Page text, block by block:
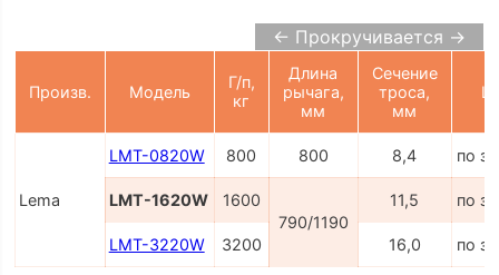
← Прокручивается →
Произв. Модель
Г/п,
кг
Длина
рычага,
мм
Сечение
троса,
мм
Lema
LMT-0820W 800 800 8,4 по
LMT-1620W
1600
790/1190
11,5 по
LMT-3220W 3200 16,0 по